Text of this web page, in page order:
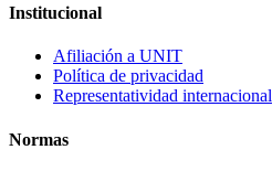
Institucional
Afiliación a UNIT
Política de privacidad
Representatividad internacional
Normas